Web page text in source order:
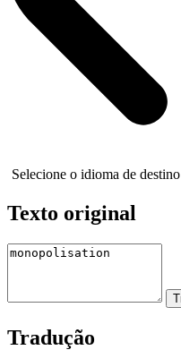
Selecione o idioma de destino
Texto original
Tradução